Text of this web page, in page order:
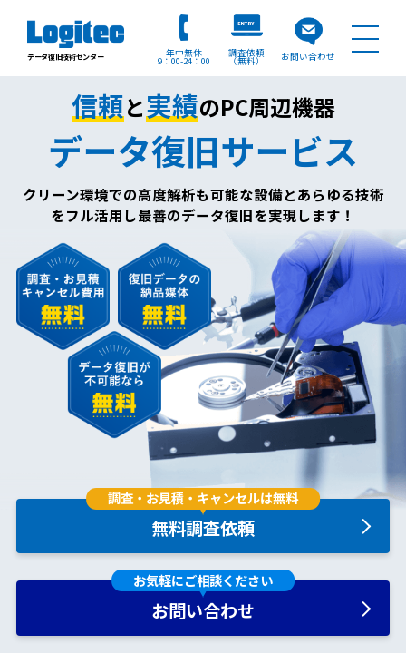
データ復旧技術センター 年中無休
9：00 24：00
調査依頼
（無料） お問い合わせ
信頼と実績のPC周辺機器
データ復旧サービス
クリーン環境での高度解析も可能な設備とあらゆる技術
をフル活用し最善のデータ復旧を実現します！
調査・お見積・キャンセルは無料
無料調査依頼
お気軽にご相談ください
お問い合わせ